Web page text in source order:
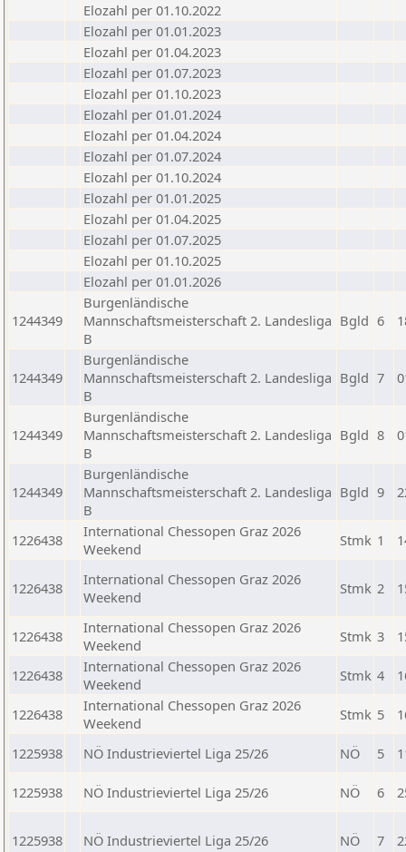
Elozahl per 01.10.2022
Elozahl per 01.01.2023
Elozahl per 01.04.2023
Elozahl per 01.07.2023
Elozahl per 01.10.2023
Elozahl per 01.01.2024
Elozahl per 01.04.2024
Elozahl per 01.07.2024
Elozahl per 01.10.2024
Elozahl per 01.01.2025
Elozahl per 01.04.2025
Elozahl per 01.07.2025
Elozahl per 01.10.2025
Elozahl per 01.01.2026
1244349
Burgenländische
Mannschaftsmeisterschaft 2. Landesliga
B
Bgld 6
1244349
Burgenländische
Mannschaftsmeisterschaft 2. Landesliga
B
Bgld 7
1244349
Burgenländische
Mannschaftsmeisterschaft 2. Landesliga
B
Bgld 8
1244349
Burgenländische
Mannschaftsmeisterschaft 2. Landesliga
B
Bgld 9
1226438
International Chessopen Graz 2026
Weekend
Stmk 1
1226438
International Chessopen Graz 2026
Weekend
Stmk 2
1226438
International Chessopen Graz 2026
Weekend
Stmk 3
1226438
International Chessopen Graz 2026
Weekend
Stmk 4
1226438
International Chessopen Graz 2026
Weekend
Stmk 5
1225938 NÖ Industrieviertel Liga 25/26 NÖ 5
1225938 NÖ Industrieviertel Liga 25/26 NÖ 6
1225938 NÖ Industrieviertel Liga 25/26 NÖ 7